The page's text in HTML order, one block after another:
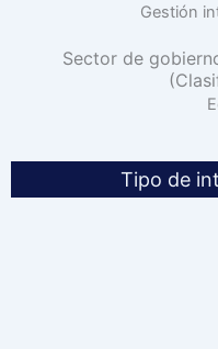
Gestión
Sector de
Tipo de